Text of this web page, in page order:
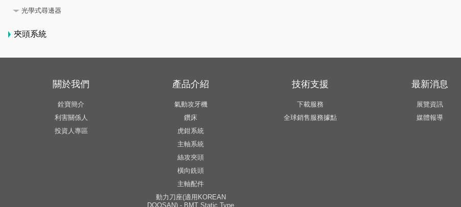
光學式尋邊器
夾頭系統
關於我們
銓寶簡介
利害關係人
投資人專區
產品介紹
氣動攻牙機
鑽床
虎鉗系統
主軸系統
絲攻夾頭
橫向銑頭
主軸配件
動力刀座(適用KOREAN
DOOSAN) - BMT Static Type
技術支援
下載服務
全球銷售服務據點
最新消息
展覽資訊
媒體報導